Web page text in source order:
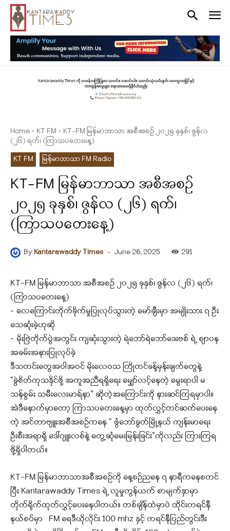
Home KT FM
KT-FM မြန်မာဘာသာ အစီအစဉ် ၂၀၂၅ ခုနှစ်၊ ဇွန်လ
(၂၆) ရက်၊ (ကြာသပတေးနေ့)
KT FM
မြန်မာဘာသာ FM Radio
KT-FM မြန်မာဘာသာ အစီအစဉ်
၂၀၂၅ ခုနှစ်၊ ဇွန်လ (၂၆) ရက်၊
(ကြာသပတေးနေ့)
By Kantarawaddy Times - June 26, 2025 291
KT-FM မြန်မာဘာသာ အစီအစဉ် ၂၀၂၅ ခုနှစ်၊ ဇွန်လ (၂၆) ရက်၊
(ကြာသပတေးနေ့)
– လေကြောင်းတိုက်ခိုက်မှုပြုလုပ်သွားတဲ့ မော်ချီးမှာ အမျိုးသား ၇ ဦး
သေဆုံးခဲ့ဟုဆို
– မိုးဗြဲတိုက်ပွဲအတွင်း ကျဆုံးသွားတဲ့ ရဲဘော်ရဲဘော်ဒေးဗစ် ရဲ့ စျာပန
အခမ်းအနားပြုလုပ်ခဲ့
ဒီသတင်းတွေအပါအဝင် မိုးလေဝသ ကြိုတင်ခန့်မှန်းချက်တွေနဲ့
“ခွဲစိတ်ကုသနိုင်ဖို့ အကူအညီရရှိရေး မျှော်လင့်နေတဲ့ မွေးရာပါ မ
သန်စွမ်း သမီးလေးမာရ်နာ” ဆိုတဲ့အကြောင်းကို နားဆင်ကြရမှာပါ။
အဲဒီနောက်မှာတော့ ကြာသပတေးနေ့မှာ ထုတ်လွှင့်တင်ဆက်ပေးနေ
တဲ့ အင်တာဗျူးအစီအစဉ်ကနေ “ ဖွံဘော်ခွတ်မြို့နယ် ကျန်းမာရေး
ဦးစီးအရာရှိ ဒေါ်ဂျူးလစ်နဲ့ တွေ့ဆုံမေးမြန်းခြင်း”ကိုလည်း ကြားကြရ
ဖို့ရှိပါတယ်။
KT-FM မြန်မာဘာသာအစီအစဉ်ကို နေ့စဉ်ညနေ ၇ နာရီကနေစတင်
ပြီး Kantarawaddy Times ရဲ့ လူမှုကွန်ယက် စာမျက်နှာမှာ
တိုက်ရိုက်ထုတ်လွှင့်ပေးနေပါတယ်။ တစ်ချိန်ထဲမှာပဲ ထိုင်းကရင်နီ
နယ်စပ်မှာ FM ရေဒီယိုလိုင်း 100 mhz နှင့် ကရင်နီပြည်တွင်းဒီး